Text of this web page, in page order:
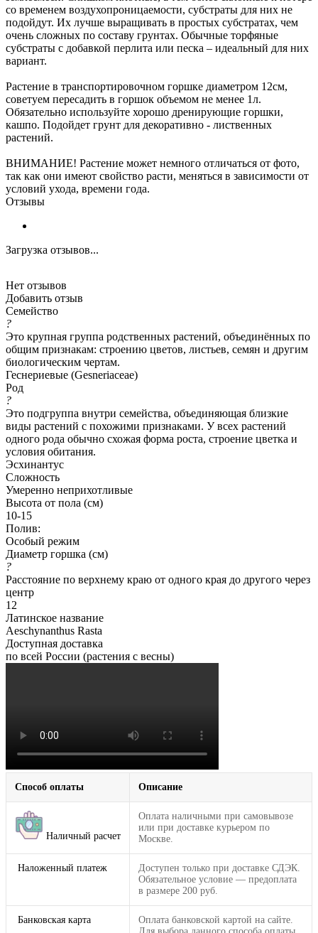
со временем воздухопроницаемости, субстраты для них не
подойдут. Их лучше выращивать в простых субстратах, чем
очень сложных по составу грунтах. Обычные торфяные
субстраты с добавкой перлита или песка – идеальный для них
вариант.
Растение в транспортировочном горшке диаметром 12см,
советуем пересадить в горшок объемом не менее 1л.
Обязательно используйте хорошо дренирующие горшки,
кашпо. Подойдет грунт для декоративно - лиственных
растений.
ВНИМАНИЕ! Растение может немного отличаться от фото,
так как они имеют свойство расти, меняться в зависимости от
условий ухода, времени года.
Отзывы
Загрузка отзывов...
Нет отзывов
Добавить отзыв
Семейство
?
Это крупная группа родственных растений, объединённых по
общим признакам: строению цветов, листьев, семян и другим
биологическим чертам.
Геснериевые (Gesneriaceae)
Род
?
Это подгруппа внутри семейства, объединяющая близкие
виды растений с похожими признаками. У всех растений
одного рода обычно схожая форма роста, строение цветка и
условия обитания.
Эсхинантус
Сложность
Умеренно неприхотливые
Высота от пола (см)
10-15
Полив:
Особый режим
Диаметр горшка (см)
?
Расстояние по верхнему краю от одного края до другого через
центр
12
Латинское название
Aeschynanthus Rasta
Доступная доставка
по всей России (растения с весны)
Способ оплаты Описание
Наличный расчет
Оплата наличными при самовывозе
или при доставке курьером по
Москве.
Наложенный платеж
Доступен только при доставке СДЭК.
Обязательное условие — предоплата
в размере 200 руб.
Банковская карта
Оплата банковской картой на сайте.